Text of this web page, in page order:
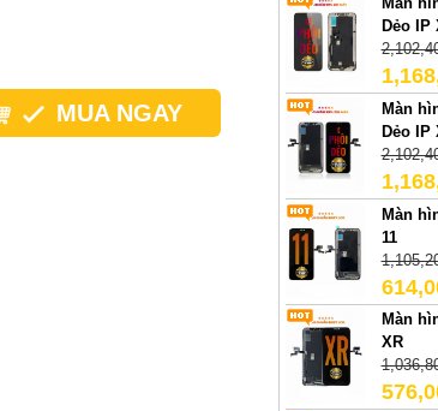
MUA NGAY
Dẻo IP
Màn
Dẻo IP
Màn
11
Màn
XR